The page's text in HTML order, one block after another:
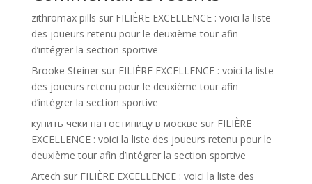
zithromax pills sur FILIÈRE EXCELLENCE : voici la liste
des joueurs retenu pour le deuxième tour afin
d’intégrer la section sportive
Brooke Steinersur FILIÈRE EXCELLENCE : voici la liste
des joueurs retenu pour le deuxième tour afin
d’intégrer la section sportive
купить чеки на гостиницу в москве sur FILIÈRE
EXCELLENCE : voici la liste des joueurs retenu pour le
deuxième tour afin d’intégrer la section sportive
Artech sur FILIÈRE EXCELLENCE : voici la liste des